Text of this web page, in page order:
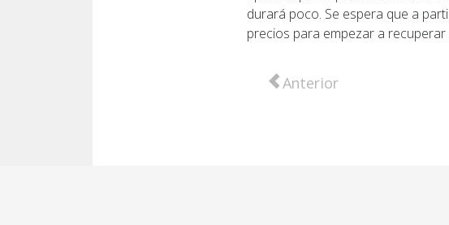
durará poco. Se espera que a
precios para empezar a
Artículo anterior: San
Anterior